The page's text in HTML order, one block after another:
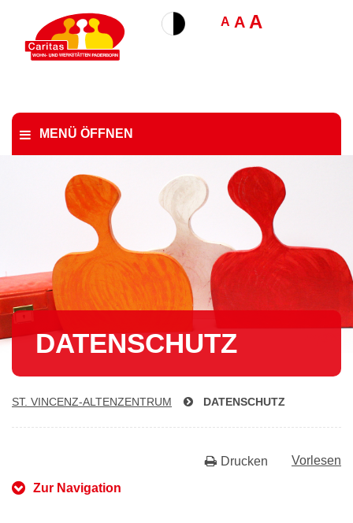
A A A
MENÜ ÖFFNEN
DATENSCHUTZ
ST. VIN­CENZ-AL­TEN­ZEN­TRUM DATENSCHUTZ
Vorlesen
Drucken
Zur Navigation